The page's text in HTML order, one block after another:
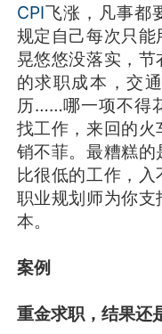
CPI飞涨，凡事都
规定自己每次只
晃悠悠没落实，
的求职成本，交
历……哪一项不得
找工作，来回的
销不菲。最糟糕
比很低的工作，
职业规划师为你
本。
案例
重金求职，结果还